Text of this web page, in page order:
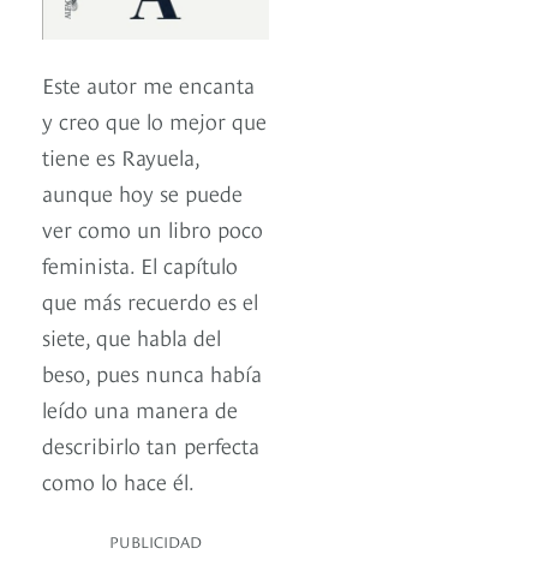
Este autor me encanta
y creo que lo mejor que
tiene es Rayuela,
aunque hoy se puede
ver como un libro poco
feminista. El capítulo
que más recuerdo es el
siete, que habla del
beso, pues nunca había
leído una manera de
describirlo tan perfecta
como lo hace él.
PUBLICIDAD